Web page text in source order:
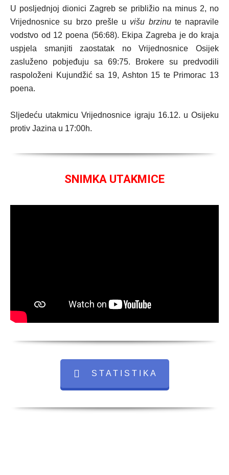
U posljednjoj dionici Zagreb se približio na minus 2, no
Vrijednosnice su brzo prešle u višu brzinu te napravile
vodstvo od 12 poena (56:68). Ekipa Zagreba je do kraja
uspjela smanjiti zaostatak no Vrijednosnice Osijek
zasluženo pobjeđuju sa 69:75. Brokere su predvodili
raspoloženi Kujundžić sa 19, Ashton 15 te Primorac 13
poena.
Sljedeću utakmicu Vrijednosnice igraju 16.12. u Osijeku
protiv Jazina u 17:00h.
SNIMKA UTAKMICE
S T A T I S T I K A